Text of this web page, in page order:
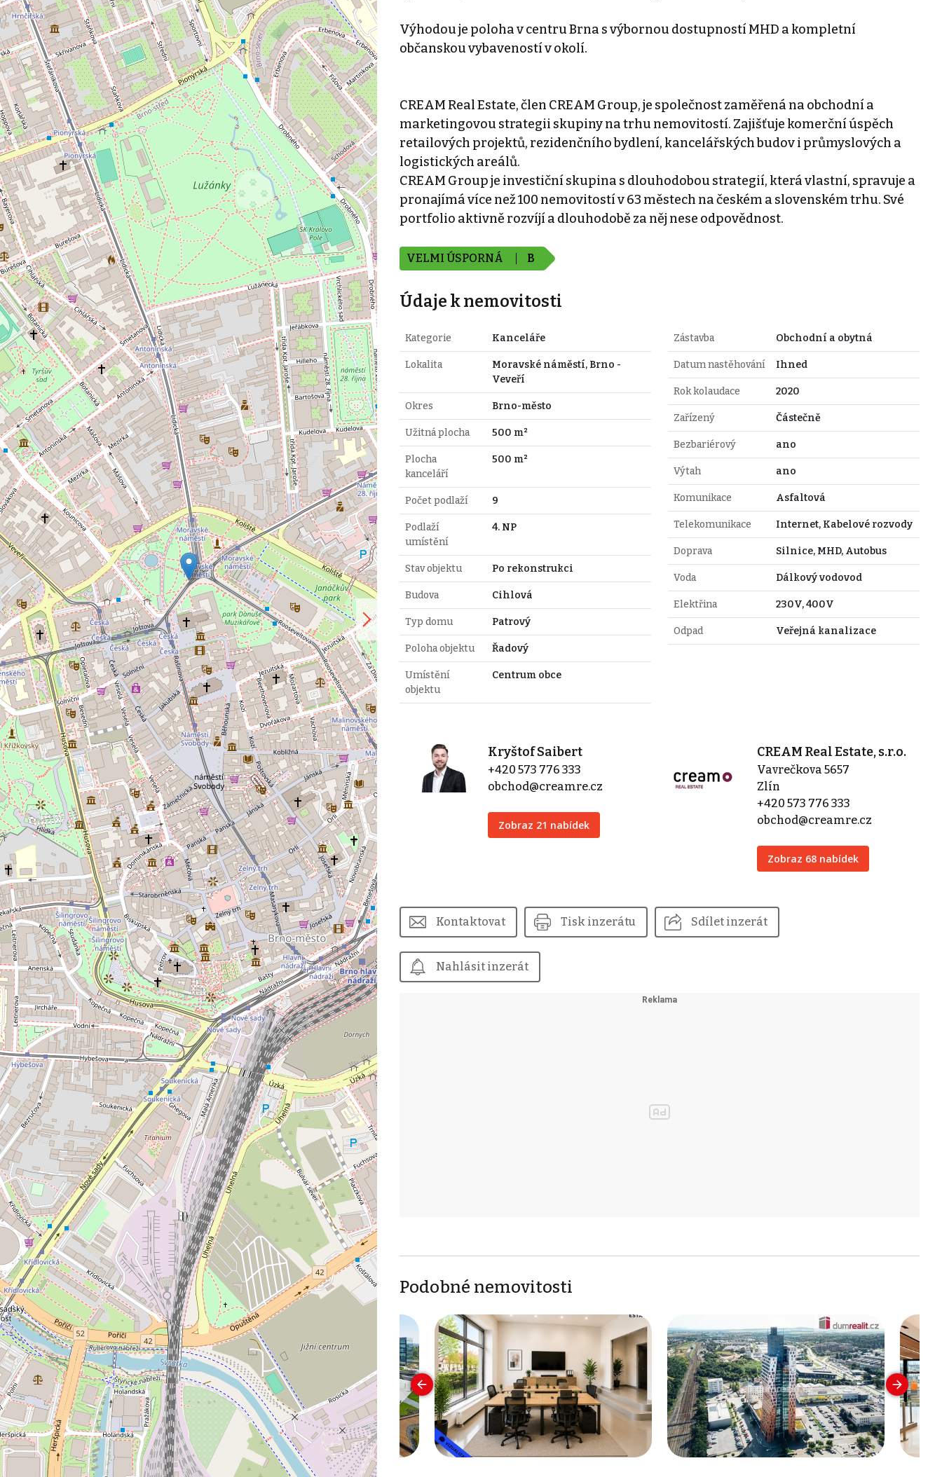
Výhodou je poloha v centru Brna s výbornou dostupností MHD a kompletní
občanskou vybaveností v okolí.
CREAM Real Estate, člen CREAM Group, je společnost zaměřená na obchodní a
marketingovou strategii skupiny na trhu nemovitostí. Zajišťuje komerční úspěch
retailových projektů, rezidenčního bydlení, kancelářských budov i průmyslových a
logistických areálů.
CREAM Group je investiční skupina s dlouhodobou strategií, která vlastní, spravuje a
pronajímá více než 100 nemovitostí v 63 městech na českém a slovenském trhu. Své
portfolio aktivně rozvíjí a dlouhodobě za něj nese odpovědnost.
VELMI ÚSPORNÁ B
Údaje k nemovitosti
Kategorie Kanceláře
Lokalita
Moravské náměstí, Brno -
Veveří
Okres Brno-město
Užitná plocha 500 m²
Plocha
kanceláří
500 m²
Počet podlaží 9
Podlaží
umístění
4. NP
Stav objektu Po rekonstrukci
Budova Cihlová
Typ domu Patrový
Poloha objektu Řadový
Umístění
objektu
Centrum obce
Zástavba Obchodní a obytná
Datum nastěhování Ihned
Rok kolaudace 2020
Zařízený Částečně
Bezbariérový ano
Výtah ano
Komunikace Asfaltová
Telekomunikace Internet, Kabelové rozvody
Doprava Silnice, MHD, Autobus
Voda Dálkový vodovod
Elektřina 230V, 400V
Odpad Veřejná kanalizace
Kryštof Saibert
+420 573 776 333
obchod@creamre.cz
Zobraz 21 nabídek
CREAM Real Estate, s.r.o.
Vavrečkova 5657
Zlín
+420 573 776 333
obchod@creamre.cz
Zobraz 68 nabídek
Kontaktovat Tisk inzerátu Sdílet inzerát
Nahlásit inzerát
Podobné nemovitosti